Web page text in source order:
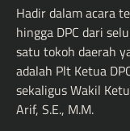
Hadir dalam acara
hingga DPC dari
satu tokoh daerah
adalah Plt Ketua
sekaligus Wakil
Arif, S.E., M.M.